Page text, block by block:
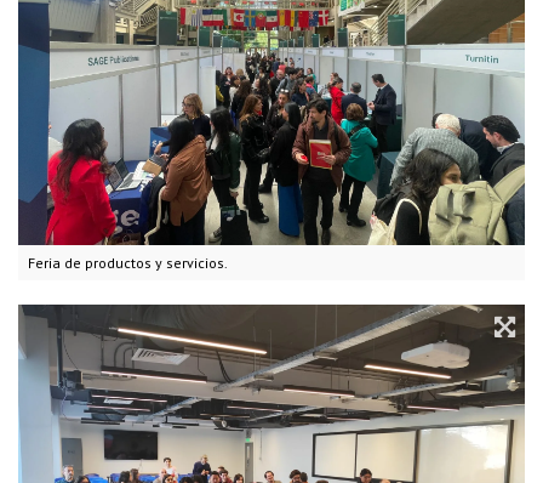
Feria de productos y servicios.